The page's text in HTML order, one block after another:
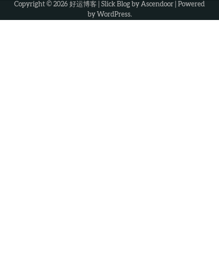
Copyright © 2026 好运博客 | Slick Blog by Ascendoor | Powered
by WordPress.